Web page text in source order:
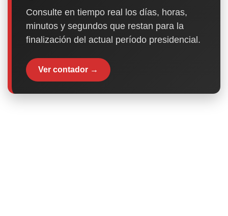
Consulte en tiempo real los días, horas,
minutos y segundos que restan para la
finalización del actual período presidencial.
Ver contador →